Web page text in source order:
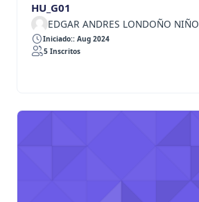
HU_G01
EDGAR ANDRES LONDOÑO NIÑO
Iniciado:: Aug 2024
5 Inscritos